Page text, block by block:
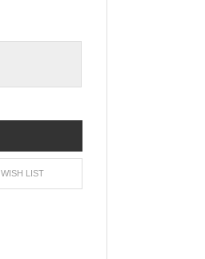
WISH LIST